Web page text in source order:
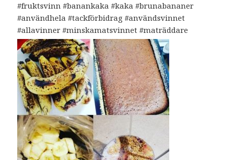
#fruktsvinn #banankaka #kaka #brunabananer
#användhela #tackförbidrag #användsvinnet
#allavinner #minskamatsvinnet #maträddare